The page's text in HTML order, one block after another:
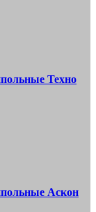
Техно
Аскон